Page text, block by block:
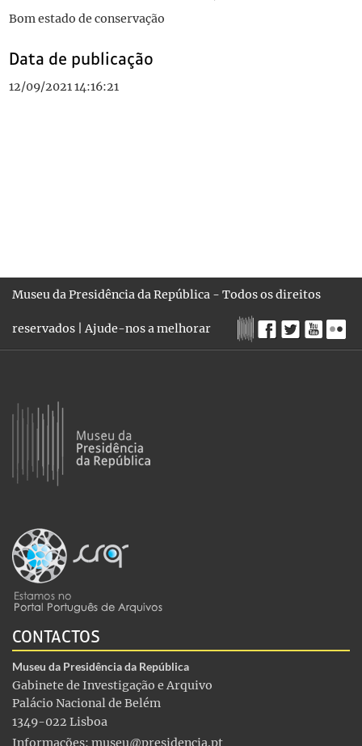
Bom estado de conservação
Data de publicação
12/09/2021 14:16:21
Museu da Presidência da República - Todos os direitos
reservados |Ajude-nos a melhorar
CONTACTOS
Museu da Presidência da República
Gabinete de Investigação e Arquivo
Palácio Nacional de Belém
1349-022 Lisboa
Informações: museu@presidencia.pt